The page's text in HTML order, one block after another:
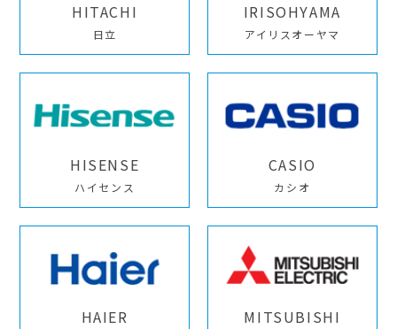
HITACHI
日立
IRISOHYAMA
アイリスオーヤマ
HISENSE
ハイセンス
CASIO
カシオ
HAIER MITSUBISHI